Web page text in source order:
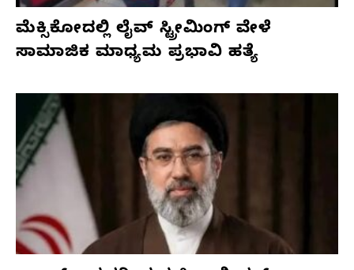
ಮೆಕ್ಸಿಕೋದಲ್ಲಿ ಲೈವ್ ಸ್ಟ್ರೀಮಿಂಗ್ ವೇಳೆ
ಸಾಮಾಜಿಕ ಮಾಧ್ಯಮ ಪ್ರಭಾವಿ ಹತ್ಯೆ